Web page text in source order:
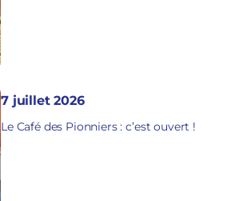
7 juillet 2026
Le Café des Pionniers : c’est ouvert !